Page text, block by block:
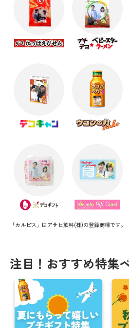
「カルピス」はアサヒ飲料(株)の登録商標です。
注目！おすすめ特集